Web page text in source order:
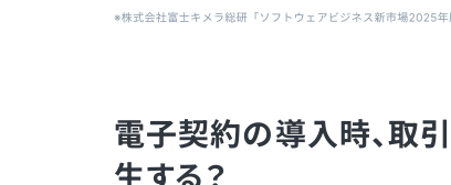
電子契約の導入時、取